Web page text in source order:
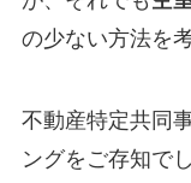
の少ない方法を
不動産特定共同
ングをご存知で